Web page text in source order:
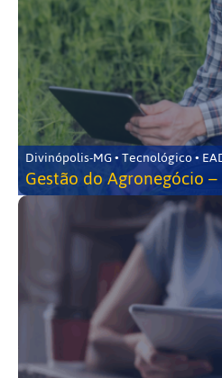
Divinópolis-MG •
Gestão do Agronegócio –